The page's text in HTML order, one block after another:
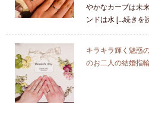
やかなカーブは未
ンドは水 [...続きを
キラキラ輝く魅惑
のお二人の結婚指